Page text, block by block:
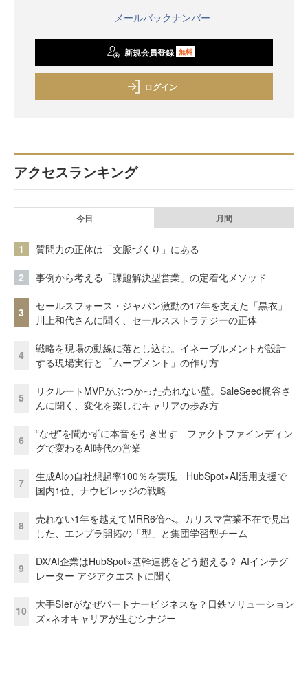
メールバックナンバー
新規会員登録 無料
ログイン
アクセスランキング
今日 月間
1 質問力の正体は「文脈づくり」にある
2 事例から考える「課題解決型営業」の定着化メソッド
3
セールスフォース・ジャパン激動の17年を支えた「黒衣」
川上和代さんに聞く、セールスストラテジーの正体
4
戦略を現場の動線に落とし込む。イネーブルメントが設計
する現場実行と「ムーブメント」の作り方
5
リクルートMVPがぶつかった売れない壁。SaleSeed梶谷さ
んに聞く、変化を楽しむキャリアの歩み方
6
“なぜ”を聞かずに本音を引き出す ファクトファインディン
グで変わるAI時代の営業
7
生成AIの自社想起率100％を実現 HubSpot×AI活用支援で
国内1位、ナウビレッジの戦略
8
売れない1年を越えてMRR6倍へ。カリスマ営業不在で見出
した、エンプラ開拓の「型」と集団学習型チーム
9
DX/AI企業はHubSpot×基幹連携をどう超える？ AIインテグ
レーター アジアクエストに聞く
10
大手SIerがなぜパートナービジネスを？日鉄ソリューション
ズ×ネオキャリアが生むシナジー